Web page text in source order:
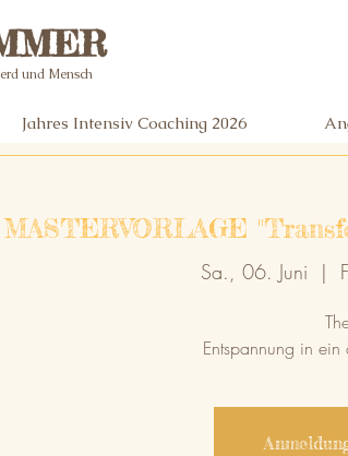
und Mensch
Jahres Intensiv Coaching 2026
MASTERVORLAGE
Sa., 06. Juni
  |
Entspannung in ein